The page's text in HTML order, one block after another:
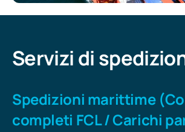
Servizi di
Spedizioni marittime
completi FCL / Carichi